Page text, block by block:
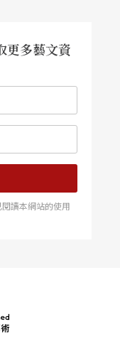
更多藝文資
讀本網站的使用